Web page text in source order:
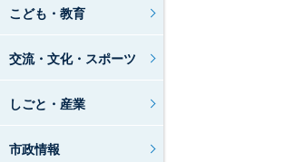
こども・教育
交流・文化・スポーツ
しごと・産業
市政情報